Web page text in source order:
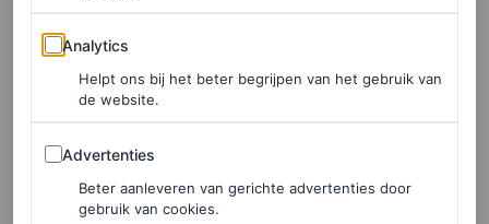
Analytics
Analytics
Helpt ons bij het beter begrijpen van het gebruik van
de website.
Advertenties
Advertenties
Beter aanleveren van gerichte advertenties door
gebruik van cookies.